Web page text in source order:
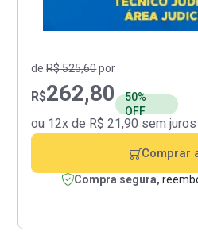
deR$ 525,60por
R$262,80
50%
OFF
ou 12x de R$ 21,90 sem juros
Comprar
Compra segura,